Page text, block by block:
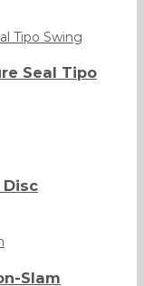
Seal Tipo
Slam